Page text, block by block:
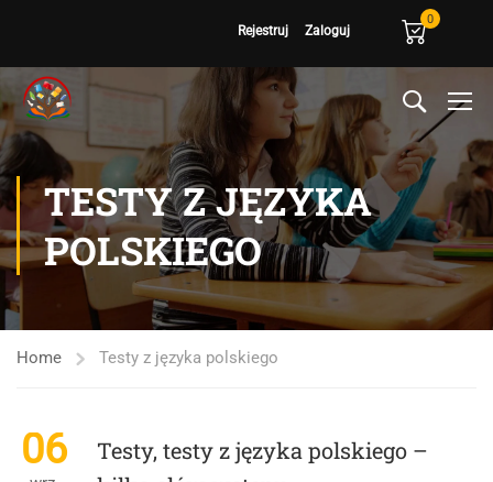
Rejestruj Zaloguj
0
TESTY Z JĘZYKA
POLSKIEGO
Home Testy z języka polskiego
06
Testy, testy z języka polskiego –